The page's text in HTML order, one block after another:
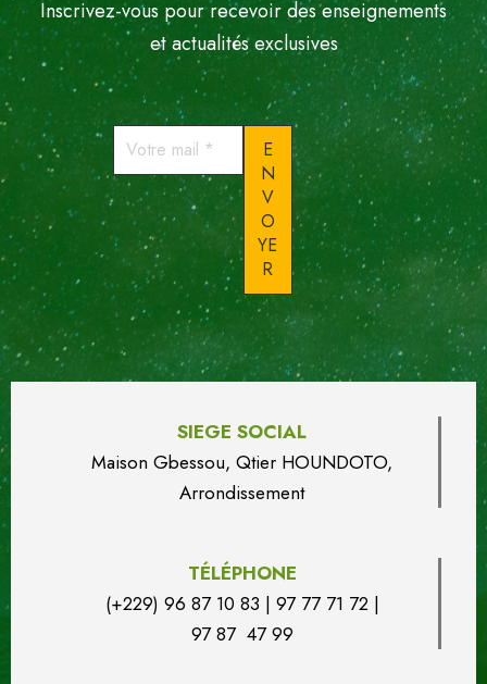
Inscrivez-vous pour recevoir des enseignements
et actualités exclusives
Votre
mail
SIEGE SOCIAL
Maison Gbessou, Qtier HOUNDOTO,
Arrondissement
TÉLÉPHONE
(+229) 96 87 10 83 | 97 77 71 72 |
97 87 47 99